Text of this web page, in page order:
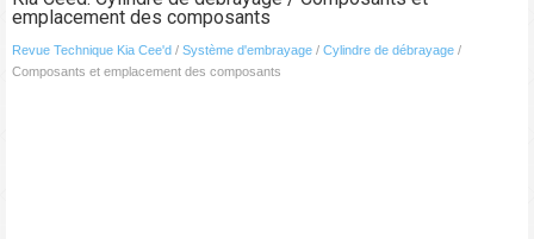
emplacement des composants
Revue Technique Kia Cee'd / Système d'embrayage / Cylindre de débrayage /
Composants et emplacement des composants